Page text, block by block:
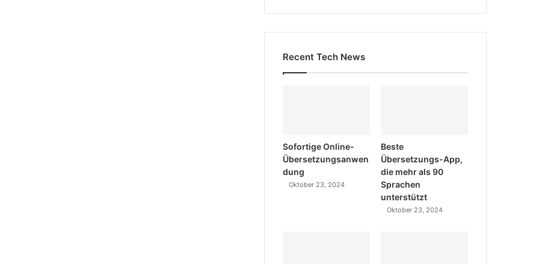
Recent Tech News
Sofortige Online-
Übersetzungsanwen
dung
Oktober 23, 2024
Beste
Übersetzungs-App,
die mehr als 90
Sprachen
unterstützt
Oktober 23, 2024